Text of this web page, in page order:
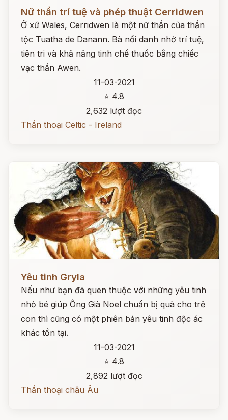
Nữ thần trí tuệ và phép thuật Cerridwen
Ở xứ Wales, Cerridwen là một nữ thần của thần
tộc Tuatha de Danann. Bà nổi danh nhờ trí tuệ,
tiên tri và khả năng tinh chế thuốc bằng chiếc
vạc thần Awen.
11-03-2021
⭐ 4.8
2,632 lượt đọc
Thần thoại Celtic - Ireland
Yêu tinh Gryla
Nếu như bạn đã quen thuộc với những yêu tinh
nhỏ bé giúp Ông Già Noel chuẩn bị quà cho trẻ
con thì cũng có một phiên bản yêu tinh độc ác
khác tồn tại.
11-03-2021
⭐ 4.8
2,892 lượt đọc
Thần thoại châu Âu